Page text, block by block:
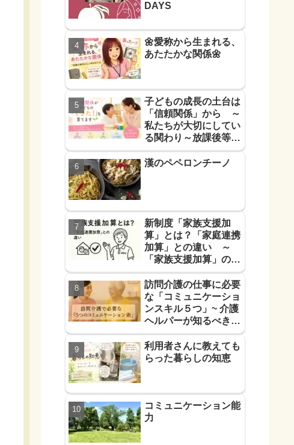
DAYS
🌼愛称から生まれる、
あたたかな関係🌼
子どもの成長の土台は
「信頼関係」から ～
私たちが大切にしてい
る関わり～放課後等デ
イサービス
漢のペペロンチーノ
新制度「家族支援加
算」とは？「家庭連携
加算」との違い ～
「家族支援加算」の算
定要件と支援方法！を
解説します～
訪問介護の仕事に必要
な「コミュニケーショ
ンスキル５つ」~ 介護
ヘルパーが知るべき
「信頼に必要なコミュ
力５つ」~
利用者さんに教えても
らった暮らしの知恵
コミュニケーション能
力